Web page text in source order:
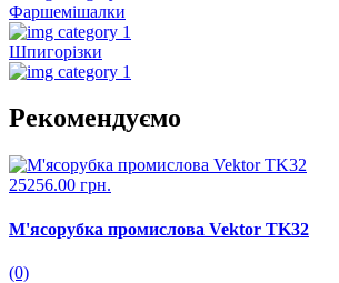
Фаршемішалки
Шпигорізки
Рекомендуємо
25256.00 грн.
М'ясорубка промислова Vektor TK32
(0)